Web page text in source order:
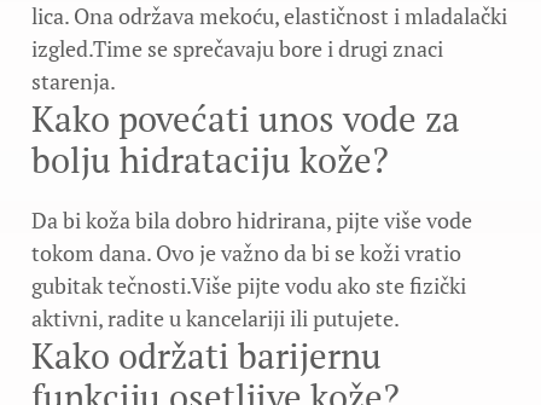
lica. Ona održava mekoću, elastičnost i mladalački
izgled.Time se sprečavaju bore i drugi znaci
starenja.
Kako povećati unos vode za
bolju hidrataciju kože?
Da bi koža bila dobro hidrirana, pijte više vode
tokom dana. Ovo je važno da bi se koži vratio
gubitak tečnosti.Više pijte vodu ako ste fizički
aktivni, radite u kancelariji ili putujete.
Kako održati barijernu